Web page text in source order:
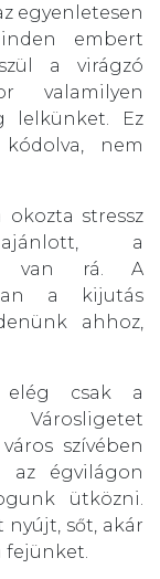
egyenletesen
embert
a virágzó
valamilyen
lelkünket. Ez
nem
stressz
a
is van rá. A
a kijutás
ahhoz,
elég csak a
szívében
az égvilágon
ütközni.
nyújt, sőt, akár